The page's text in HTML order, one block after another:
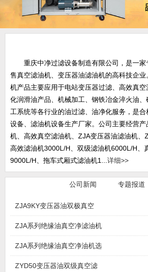
重庆中净过滤设备制造有限公司，是一家
售真空滤油机、变压器油滤油机的高科技企
机产品主要应用于电站变压器过滤、高效真
化润滑油产品、机械加工、钢铁冶金淬火油
工系统等各行业的油过滤、油净化服务，是
设备、滤油机设备生产厂家。公司主要经营
机、高效真空滤油机、ZJA变压器油滤油机、
高效滤油机3000L/H、双级滤油机6000L/H、
9000L/H、拖车式厢式滤油机1... 详细>>
公司新闻 专题报道
ZJA9KY变压器油双极真空
ZJA系列绝缘油真空净滤油机
ZJA系列绝缘油真空净油机选
ZYD50变压器油双级真空滤